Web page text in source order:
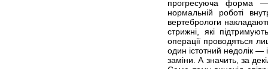
прогресуюча форма —
нормальній роботі
вертебрологи
стрижні, які
операції проводяться
один істотний недолік —
заміни. А значить, за